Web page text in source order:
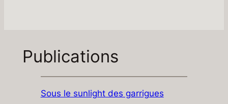
Publications
Sous le sunlight des garrigues